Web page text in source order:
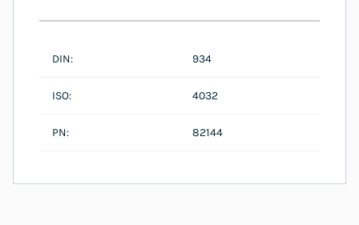
DIN: 934
ISO: 4032
PN: 82144